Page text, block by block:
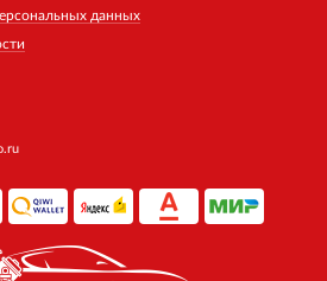
данных